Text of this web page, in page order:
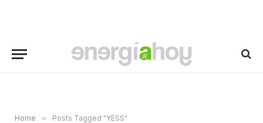
Home » Posts Tagged "YESS"